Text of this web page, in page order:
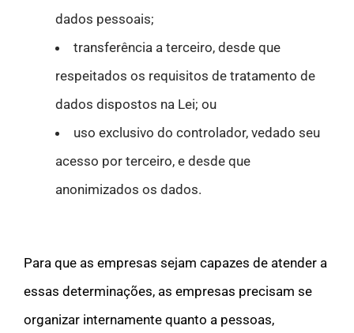
dados pessoais;
transferência a terceiro, desde que
respeitados os requisitos de tratamento de
dados dispostos na Lei; ou
uso exclusivo do controlador, vedado seu
acesso por terceiro, e desde que
anonimizados os dados.
Para que as empresas sejam capazes de atender a
essas determinações, as empresas precisam se
organizar internamente quanto a pessoas,